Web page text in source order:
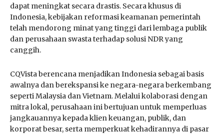
dapat meningkat secara drastis. Secara khusus di
Indonesia, kebijakan reformasi keamanan pemerintah
telah mendorong minat yang tinggi dari lembaga publik
dan perusahaan swasta terhadap solusi NDR yang
canggih.
CQVista berencana menjadikan Indonesia sebagai basis
awalnya dan berekspansi ke negara-negara berkembang
seperti Malaysia dan Vietnam. Melalui kolaborasi dengan
mitra lokal, perusahaan ini bertujuan untuk memperluas
jangkauannya kepada klien keuangan, publik, dan
korporat besar, serta memperkuat kehadirannya di pasar